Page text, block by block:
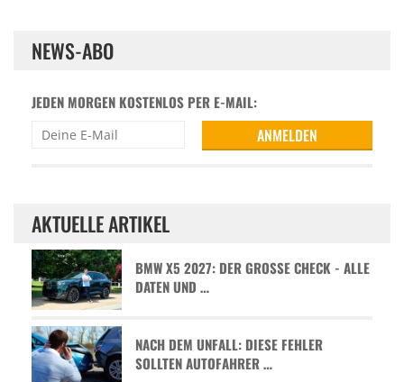
NEWS-ABO
JEDEN MORGEN KOSTENLOS PER E-MAIL:
AKTUELLE ARTIKEL
BMW X5 2027: DER GROSSE CHECK - ALLE D
ATEN UND …
NACH DEM UNFALL: DIESE FEHLER
SOLLTEN AUTOFAHRER …